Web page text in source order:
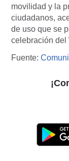
movilidad y la
ciudadanos,
de uso que se
celebración del
Fuente: